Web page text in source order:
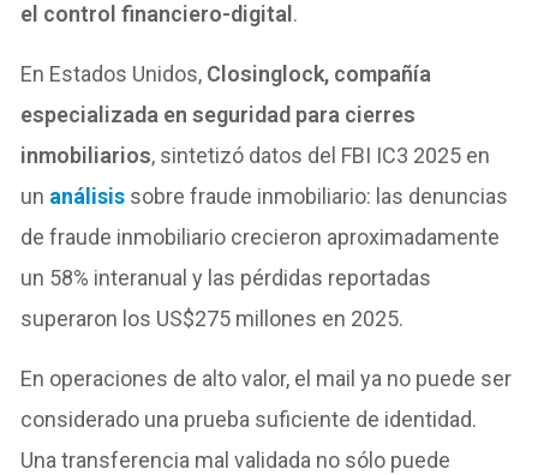
el control financiero-digital .
En Estados Unidos, Closinglock, compañía
especializada en seguridad para cierres
inmobiliarios, sintetizó datos del FBI IC3 2025 en
un análisis sobre fraude inmobiliario: las denuncias
de fraude inmobiliario crecieron aproximadamente
un 58% interanual y las pérdidas reportadas
superaron los US$275 millones en 2025.
En operaciones de alto valor, el mail ya no puede ser
considerado una prueba suficiente de identidad.
Una transferencia mal validada no sólo puede